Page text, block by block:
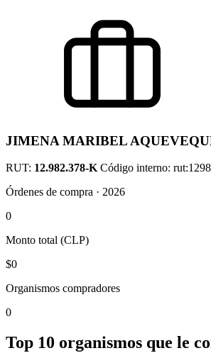
JIMENA MARIBEL
RUT: 12.982.378-K Código interno:
Órdenes de compra · 2026
0
Monto total (CLP)
$0
Organismos compradores
0
Top 10 organismos que le